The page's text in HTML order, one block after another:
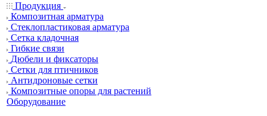
Продукция
Композитная арматура
Cтеклопластиковая арматура
Сетка кладочная
Гибкие связи
Дюбели и фиксаторы
Сетки для птичников
Антидроновые сетки
Композитные опоры для растений
Оборудование